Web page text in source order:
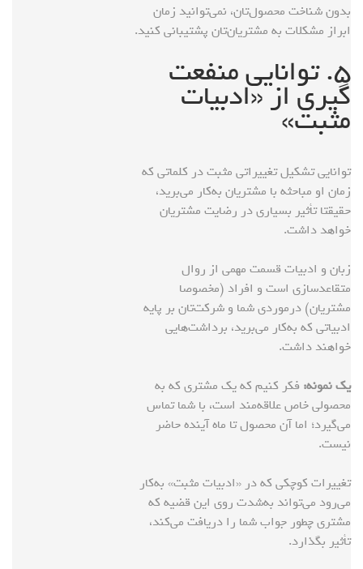
بدون شناخت محصول‌تان، نمی‌توانید زمان
ابراز مشکلات به مشتریان‌تان پشتیبانی کنید.
۵. توانایی منفعت
گیری از «ادبیات
مثبت»
توانایی تشکیل تغییراتی مثبت در کلماتی که
زمان او مباحثه با مشتریان به‌کار می‌برید،
حقیقتا تأثیر بسیاری در رضایت مشتریان
خواهد داشت.
زبان و ادبیات قسمت مهمی از روال
متقاعدسازی است و افراد (مخصوصا
مشتریان) درمورد‌ی شما و شرکت‌تان بر پایه
ادبیاتی که به‌کار می‌برید، برداشت‌هایی
خواهند داشت.
یک نمونه: فکر کنیم که یک مشتری که به
محصولی خاص علاقه‌‌مند است، با شما تماس
می‌گیرد؛ اما آن محصول تا ماه آینده حاضر
نیست.
تغییرات کوچکی که در «ادبیات مثبت» به‌کار
می‌رود می‌تواند به‌شدت روی این قضیه که
مشتری چطور جواب شما را دریافت می‌کند،
تأثیر بگذارد.